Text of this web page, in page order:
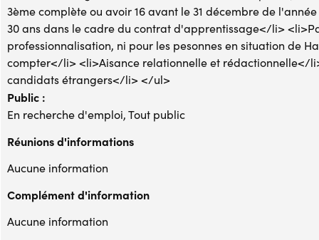
3ème complète ou avoir 16 avant le 31 décembre de
30 ans dans le cadre du contrat d'apprentissage</li>
professionnalisation, ni pour les pesonnes en situation de
compter</li> <li>Aisance relationnelle et rédactionnelle</
candidats étrangers</li> </ul>
Public :
En recherche d'emploi, Tout public
Réunions d'informations
Aucune information
Complément d'information
Aucune information